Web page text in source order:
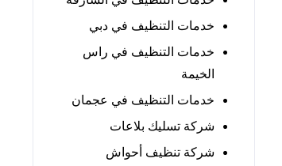
خدمات التنظيف في دبي
خدمات التنظيف في راس
الخيمة
خدمات التنظيف في عجمان
شركة تسليك بلاعات
شركة تنظيف أحواش